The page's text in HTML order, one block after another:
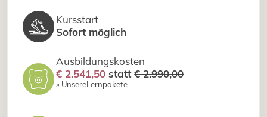
Kursstart
Sofort möglich
Ausbildungskosten
€ 2.541,50 statt€ 2.990,00
» UnsereLernpakete